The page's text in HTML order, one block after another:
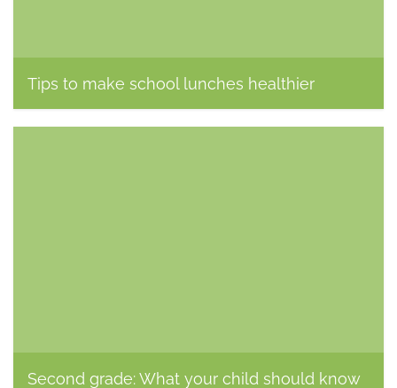
Tips to make school lunches healthier
Kerstin Soehring, 14. August 2015
Second grade: What your child should know